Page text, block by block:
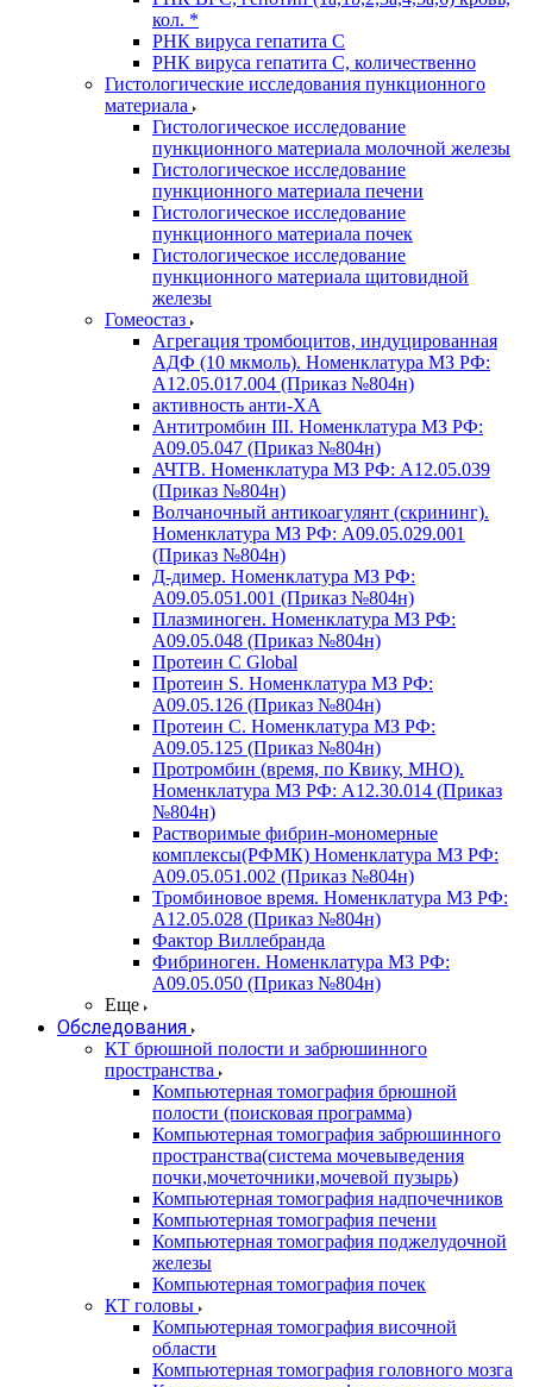
кол. *
РНК вируса гепатита C
РНК вируса гепатита C, количественно
Гистологические исследования пункционного
материала
Гистологическое исследование
пункционного материала молочной железы
Гистологическое исследование
пункционного материала печени
Гистологическое исследование
пункционного материала почек
Гистологическое исследование
пункционного материала щитовидной
железы
Гомеостаз
Агрегация тромбоцитов, индуцированная
АДФ (10 мкмоль). Номенклатура МЗ РФ:
A12.05.017.004 (Приказ №804н)
активность анти-ХА
Антитромбин III. Номенклатура МЗ РФ:
A09.05.047 (Приказ №804н)
АЧТВ. Номенклатура МЗ РФ: A12.05.039
(Приказ №804н)
Волчаночный антикоагулянт (скрининг).
Номенклатура МЗ РФ: A09.05.029.001
(Приказ №804н)
Д-димер. Номенклатура МЗ РФ:
A09.05.051.001 (Приказ №804н)
Плазминоген. Номенклатура МЗ РФ:
A09.05.048 (Приказ №804н)
Протеин C Global
Протеин S. Номенклатура МЗ РФ:
A09.05.126 (Приказ №804н)
Протеин С. Номенклатура МЗ РФ:
A09.05.125 (Приказ №804н)
Протромбин (время, по Квику, МНО).
Номенклатура МЗ РФ: A12.30.014 (Приказ
№804н)
Растворимые фибрин-мономерные
комплексы(РФМК) Номенклатура МЗ РФ:
A09.05.051.002 (Приказ №804н)
Тромбиновое время. Номенклатура МЗ РФ:
A12.05.028 (Приказ №804н)
Фактор Виллебранда
Фибриноген. Номенклатура МЗ РФ:
A09.05.050 (Приказ №804н)
Еще
Обследования
КТ брюшной полости и забрюшинного
пространства
Компьютерная томография брюшной
полости (поисковая программа)
Компьютерная томография забрюшинного
пространства(система мочевыведения
почки,мочеточники,мочевой пузырь)
Компьютерная томография надпочечников
Компьютерная томография печени
Компьютерная томография поджелудочной
железы
Компьютерная томография почек
КТ головы
Компьютерная томография височной
области
Компьютерная томография головного мозга